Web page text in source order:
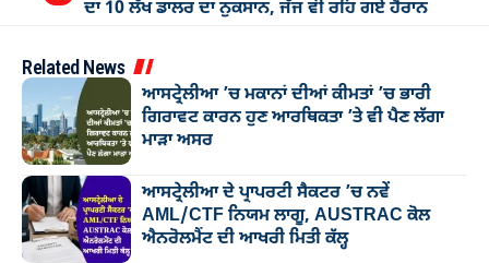
ਦਾ 10 ਲੱਖ ਡਾਲਰ ਦਾ ਨੁਕਸਾਨ, ਜੱਜ ਵੀ ਰਹਿ ਗਏ ਹੈਰਾਨ
Related News
ਆਸਟ੍ਰੇਲੀਆ ’ਚ ਮਕਾਨਾਂ ਦੀਆਂ ਕੀਮਤਾਂ ’ਚ ਭਾਰੀ
ਗਿਰਾਵਟ ਕਾਰਨ ਹੁਣ ਆਰਥਿਕਤਾ ’ਤੇ ਵੀ ਪੈਣ ਲੱਗਾ
ਮਾੜਾ ਅਸਰ
ਆਸਟ੍ਰੇਲੀਆ ਦੇ ਪ੍ਰਾਪਰਟੀ ਸੈਕਟਰ ’ਚ ਨਵੇਂ
AML/CTF ਨਿਯਮ ਲਾਗੂ, AUSTRAC ਕੋਲ
ਐਨਰੋਲਮੈਂਟ ਦੀ ਆਖਰੀ ਮਿਤੀ ਕੱਲ੍ਹ